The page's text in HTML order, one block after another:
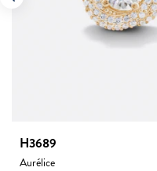
H3689
Aurélice